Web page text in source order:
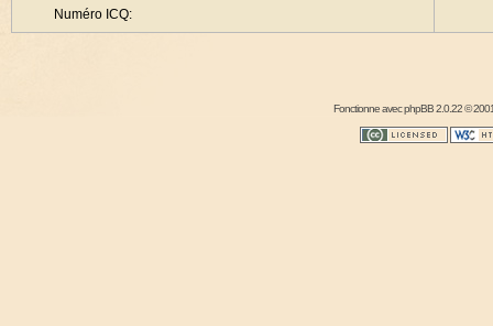
Numéro ICQ:
Fonctionne avecphpBB2.0.22 ©